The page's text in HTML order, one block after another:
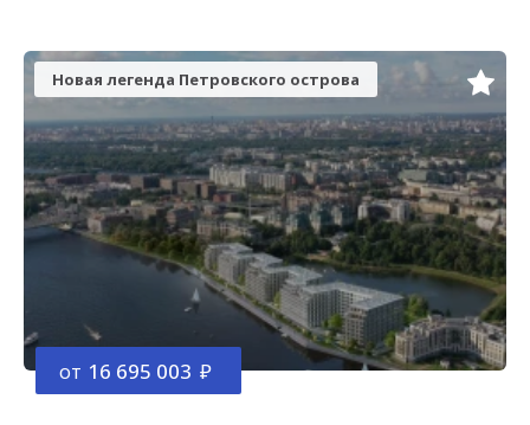
Новая легенда Петровского острова
от 16 695 003